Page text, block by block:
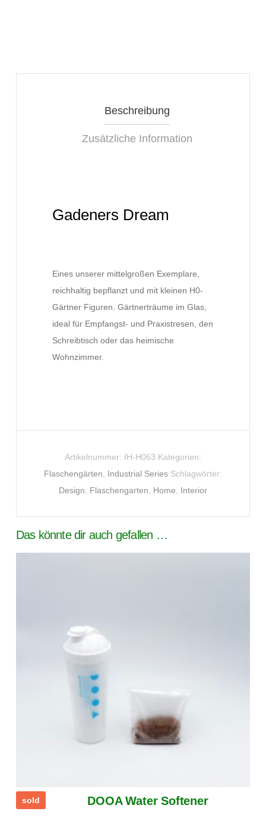
Beschreibung
Zusätzliche Information
Gadeners Dream
Eines unserer mittelgroßen Exemplare,
reichhaltig bepflanzt und mit kleinen H0-
Gärtner Figuren. Gärtnerträume im Glas,
ideal für Empfangst- und Praxistresen, den
Schreibtisch oder das heimische
Wohnzimmer.
Artikelnummer: IH-H063 Kategorien:
Flaschengärten, Industrial Series Schlagwörter:
Design, Flaschengarten, Home, Interior
Das könnte dir auch gefallen …
sold DOOA Water Softener